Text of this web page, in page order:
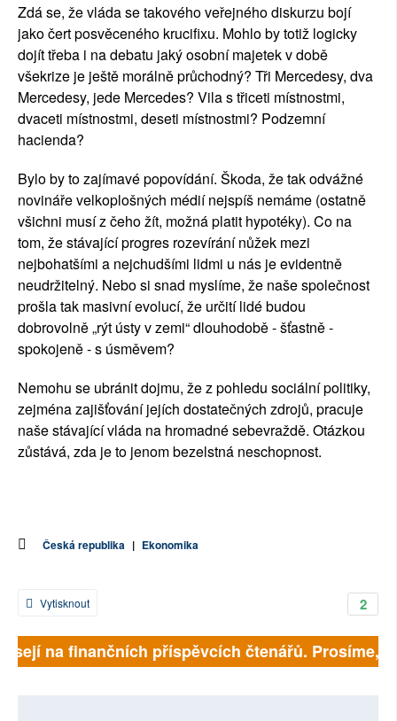
Zdá se, že vláda se takového veřejného diskurzu bojí
jako čert posvěceného krucifixu. Mohlo by totiž logicky
dojít třeba i na debatu jaký osobní majetek v době
všekrize je ještě morálně průchodný? Tři Mercedesy, dva
Mercedesy, jede Mercedes? Vila s třiceti místnostmi,
dvaceti místnostmi, deseti místnostmi? Podzemní
hacienda?
Bylo by to zajímavé popovídání. Škoda, že tak odvážné
novináře velkoplošných médií nejspíš nemáme (ostatně
všichni musí z čeho žít, možná platit hypotéky). Co na
tom, že stávající progres rozevírání nůžek mezi
nejbohatšími a nejchudšími lidmi u nás je evidentně
neudržitelný. Nebo si snad myslíme, že naše společnost
prošla tak masivní evolucí, že určití lidé budou
dobrovolně „rýt ústy v zemi“ dlouhodobě - šťastně -
spokojeně - s úsměvem?
Nemohu se ubránit dojmu, že z pohledu sociální politiky,
zejména zajišťování jejích dostatečných zdrojů, pracuje
naše stávající vláda na hromadné sebevraždě. Otázkou
zůstává, zda je to jenom bezelstná neschopnost.
Česká republika | Ekonomika
2
Vytisknout
na finančních příspěvcích čtenářů. Prosíme,